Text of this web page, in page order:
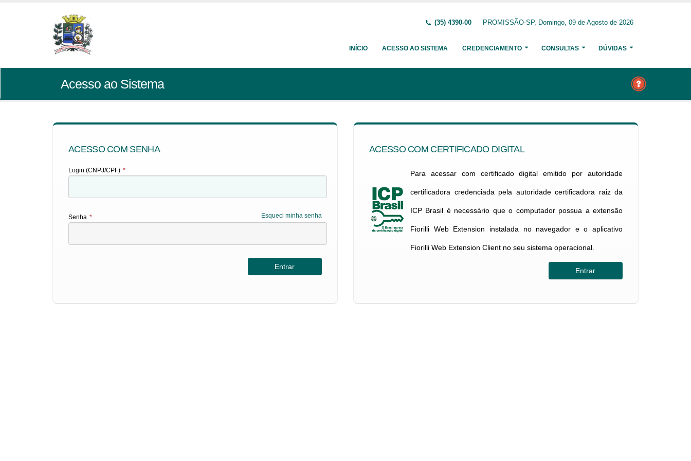
(35) 4390-00 PROMISSÃO-SP, Domingo, 09 de Agosto de 2026
INÍCIO ACESSO AO SISTEMA CREDENCIAMENTO CONSULTAS DÚVIDAS
Acesso ao Sistema
ACESSO COM SENHA
Login (CNPJ/CPF) *
Esqueci minha senha
Senha *
ACESSO COM CERTIFICADO DIGITAL
Para acessar com certificado digital emitido por autoridade
certificadora credenciada pela autoridade certificadora raiz da
ICP Brasil é necessário que o computador possua a extensão
Fiorilli Web Extension instalada no navegador e o aplicativo
Fiorilli Web Extension Client no seu sistema operacional.